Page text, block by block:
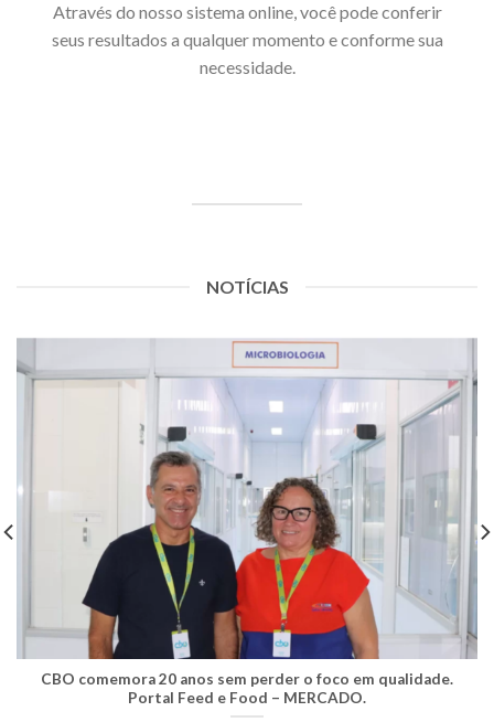
Através do nosso sistema online, você pode conferir
seus resultados a qualquer momento e conforme sua
necessidade.
NOTÍCIAS
CBO comemora 20 anos sem perder o foco em qualidade.
Portal Feed e Food – MERCADO.